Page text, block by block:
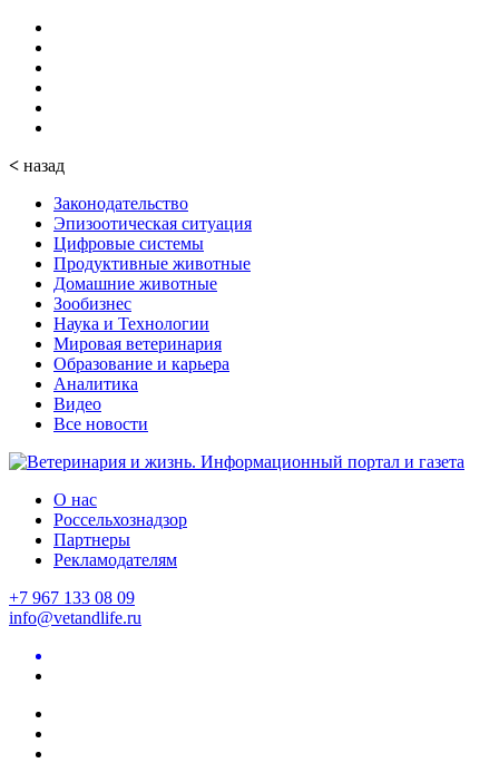
< назад
Законодательство
Эпизоотическая ситуация
Цифровые системы
Продуктивные животные
Домашние животные
Зообизнес
Наука и Технологии
Мировая ветеринария
Образование и карьера
Аналитика
Видео
Все новости
О нас
Россельхознадзор
Партнеры
Рекламодателям
+7 967 133 08 09
info@vetandlife.ru